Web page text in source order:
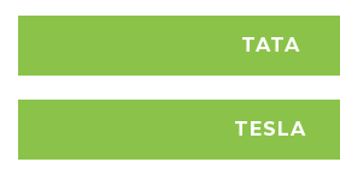
TATA
TESLA